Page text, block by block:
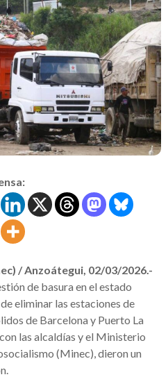
/ Anzoátegui, 02/03/2026.-
de basura en el estado
eliminar las estaciones de
de Barcelona y Puerto La
las alcaldías y el Ministerio
(Minec), dieron un